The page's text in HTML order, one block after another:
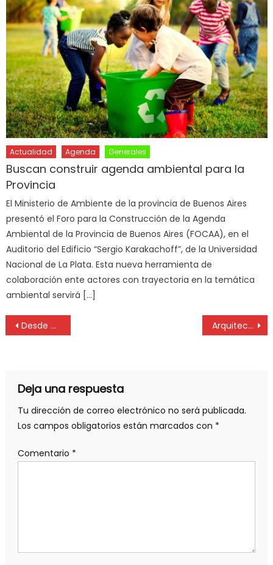
Actualidad Agenda Generales
Buscan construir agenda ambiental para la
Provincia
El Ministerio de Ambiente de la provincia de Buenos Aires
presentó el Foro para la Construcción de la Agenda
Ambiental de la Provincia de Buenos Aires (FOCAA), en el
Auditorio del Edificio “Sergio Karakachoff”, de la Universidad
Nacional de La Plata. Esta nueva herramienta de
colaboración ente actores con trayectoria en la temática
ambiental servirá […]
Desde el 20 de marzo suspenden cirugías programadas para afiliados de IOMA Arquitectos: cambio de valores referenciales / abril 2024
Deja una respuesta
Tu dirección de correo electrónico no será publicada.
Los campos obligatorios están marcados con *
Comentario *